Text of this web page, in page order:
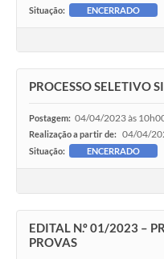
Situação: ENCERRADO
PROCESSO SELETIVO
Postagem: 04/04/2023 às
Realização a partir de: 04/04/
Situação: ENCERRADO
EDITAL N.º 01/2023 –
PROVAS